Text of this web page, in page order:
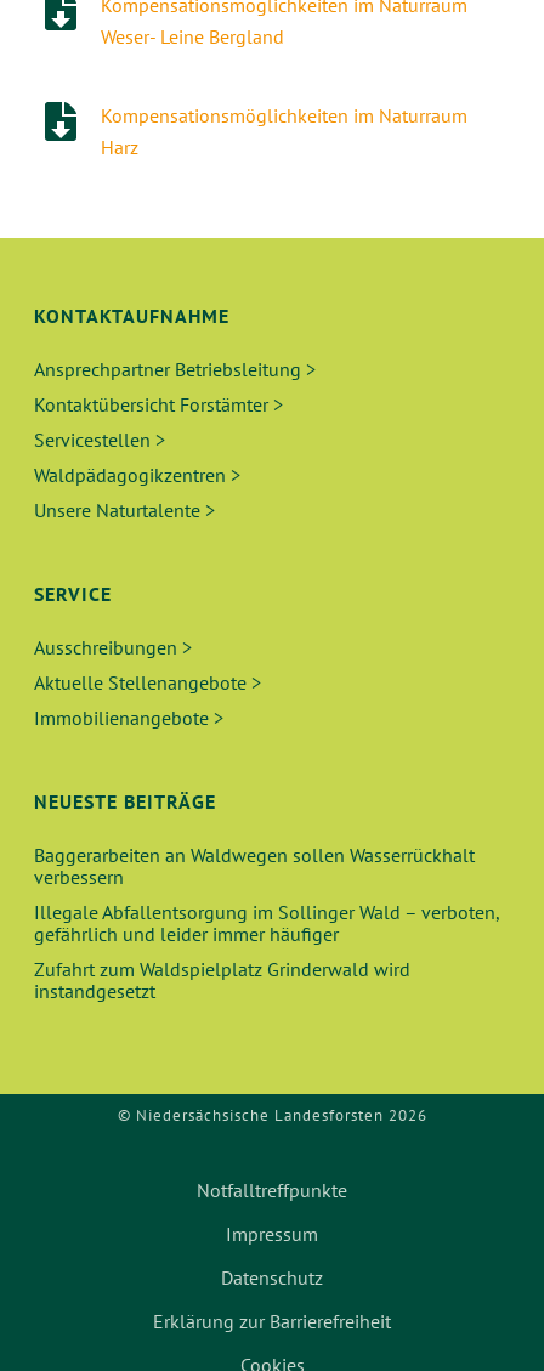
Weser- Leine Bergland
Kompensationsmöglichkeiten im Naturraum
Harz
KONTAKTAUFNAHME
Ansprechpartner Betriebsleitung >
Kontaktübersicht Forstämter >
Servicestellen >
Waldpädagogikzentren >
Unsere Naturtalente >
SERVICE
Ausschreibungen >
Aktuelle Stellenangebote >
Immobilienangebote >
NEUESTE BEITRÄGE
Baggerarbeiten an Waldwegen sollen Wasserrückhalt
verbessern
Illegale Abfallentsorgung im Sollinger Wald – verboten,
gefährlich und leider immer häufiger
Zufahrt zum Waldspielplatz Grinderwald wird
instandgesetzt
© Niedersächsische Landesforsten 2026
Notfalltreffpunkte
Impressum
Datenschutz
Erklärung zur Barrierefreiheit
Cookies